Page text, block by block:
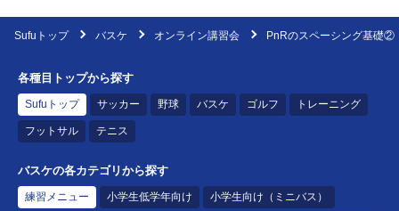
Sufuトップ バスケ オンライン講習会 PnRのスペーシング基礎②
各種目トップから探す
Sufuトップ サッカー 野球 バスケ ゴルフ トレーニング
フットサル テニス
バスケの各カテゴリから探す
練習メニュー 小学生低学年向け 小学生向け（ミニバス）